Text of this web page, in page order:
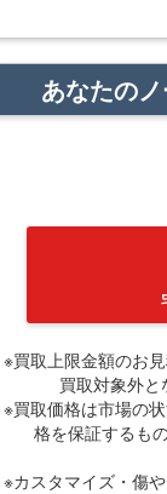
あなたの
※買取上限金額のお
買取対象外と
※買取価格は市場の
格を保証するも
※カスタマイズ・傷